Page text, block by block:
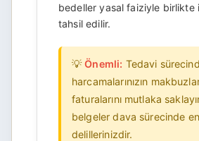
bedeller yasal faiziyle birlikte
tahsil edilir.
💡Önemli: Tedavi
harcamalarınızın
faturalarını mutlaka
belgeler dava sürecinde
delillerinizdir.